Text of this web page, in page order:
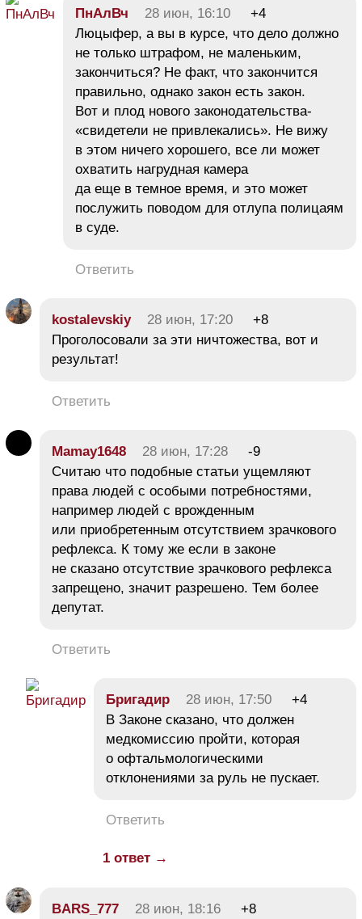
ПнАлВч 28 июн, 16:10
+4
Люцыфер, а вы в курсе, что дело должно
не только штрафом, не маленьким,
закончиться? Не факт, что закончится
правильно, однако закон есть закон.
Вот и плод нового законодательства-
«свидетели не привлекались». Не вижу
в этом ничего хорошего, все ли может
охватить нагрудная камера
да еще в темное время, и это может
послужить поводом для отлупа полицаям
в суде.
Ответить
kostalevskiy 28 июн, 17:20
+8
Проголосовали за эти ничтожества, вот и
результат!
Ответить
Mamay1648 28 июн, 17:28
-9
Считаю что подобные статьи ущемляют
права людей с особыми потребностями,
например людей с врожденным
или приобретенным отсутствием зрачкового
рефлекса. К тому же если в законе
не сказано отсутствие зрачкового рефлекса
запрещено, значит разрешено. Тем более
депутат.
Ответить
Бригадир 28 июн, 17:50
+4
В Законе сказано, что должен
медкомиссию пройти, которая
о офтальмологическими
отклонениями за руль не пускает.
Ответить
1 ответ →
BARS_777 28 июн, 18:16
+8